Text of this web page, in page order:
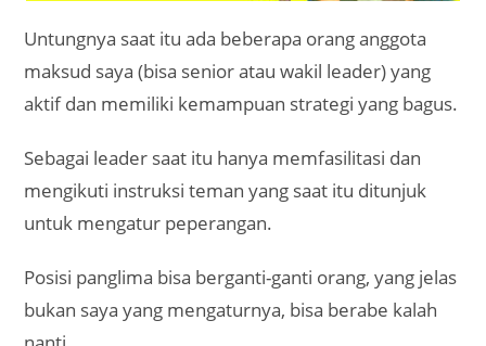
Untungnya saat itu ada beberapa orang anggota
maksud saya (bisa senior atau wakil leader) yang
aktif dan memiliki kemampuan strategi yang bagus.
Sebagai leader saat itu hanya memfasilitasi dan
mengikuti instruksi teman yang saat itu ditunjuk
untuk mengatur peperangan.
Posisi panglima bisa berganti-ganti orang, yang jelas
bukan saya yang mengaturnya, bisa berabe kalah